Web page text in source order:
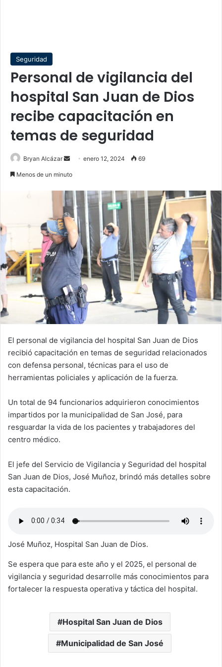
Seguridad
Personal de vigilancia del
hospital San Juan de Dios
recibe capacitación en
temas de seguridad
Bryan Alcázar
Sendenero 12, 2024 69
Menos de un minuto
El personal de vigilancia del hospital San Juan de Dios
recibió capacitación en temas de seguridad relacionados
con defensa personal, técnicas para el uso de
herramientas policiales y aplicación de la fuerza.
Un total de 94 funcionarios adquirieron conocimientos
impartidos por la municipalidad de San José, para
resguardar la vida de los pacientes y trabajadores del
centro médico.
El jefe del Servicio de Vigilancia y Seguridad del hospital
San Juan de Dios, José Muñoz, brindó más detalles sobre
esta capacitación.
José Muñoz, Hospital San Juan de Dios.
Se espera que para este año y el 2025, el personal de
vigilancia y seguridad desarrolle más conocimientos para
fortalecer la respuesta operativa y táctica del hospital.
Hospital San Juan de Dios
Municipalidad de San José